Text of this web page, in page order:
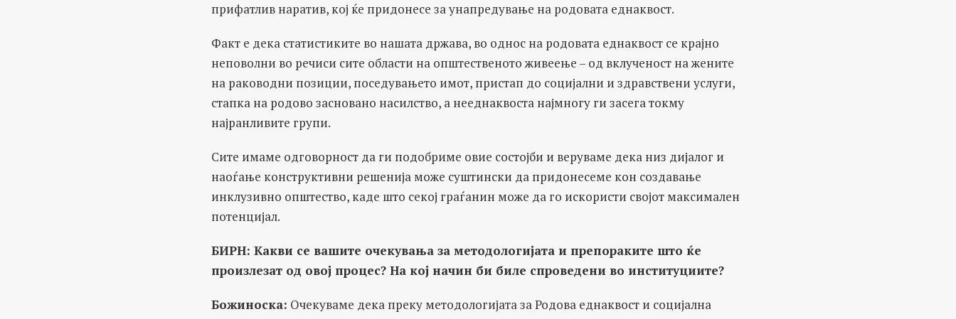
прифатлив наратив, кој ќе придонесе за унапредување на родовата еднаквост.
Факт е дека статистиките во нашата држава, во однос на родовата еднаквост се крајно
неповолни во речиси сите области на општественото живеење – од вклученост на жените
на раководни позиции, поседувањето имот, пристап до социјални и здравствени услуги,
стапка на родово засновано насилство, а нееднаквоста најмногу ги засега токму
најранливите групи.
Сите имаме одговорност да ги подобриме овие состојби и веруваме дека низ дијалог и
наоѓање конструктивни решенија може суштински да придонесеме кон создавање
инклузивно општество, каде што секој граѓанин може да го искористи својот максимален
потенцијал.
БИРН: Какви се вашите очекувања за методологијата и препораките што ќе
произлезат од овој процес? На кој начин би биле спроведени во институциите?
Божиноска: Очекуваме дека преку методологијата за Родова еднаквост и социјална